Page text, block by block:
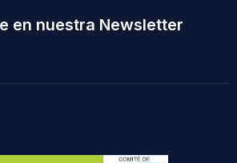
en nuestra Newsletter